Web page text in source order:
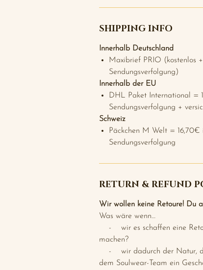
SHIPPING INFO
Innerhalb Deutschland
Maxibrief PRIO (kostenlos +
Sendungsverfolgung)
Innerhalb der EU
DHL Paket International =
Sendungsverfolgung +
Schweiz
Päckchen M Welt = 16,70€
Sendungsverfolgung
RETURN & REFUND
Wir wollen keine Retoure! Du
Was wäre wenn…
- wir es schaffen eine
machen?
- wir dadurch der Natur,
dem Soulwear-Team ein